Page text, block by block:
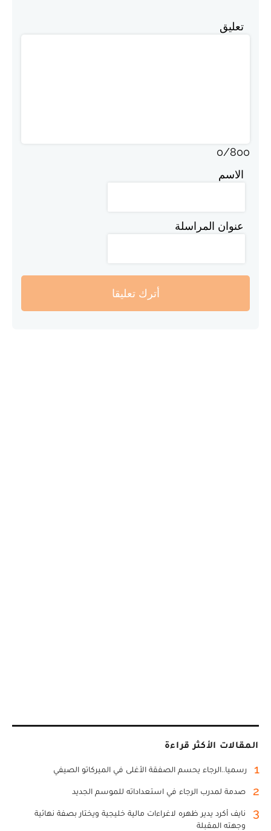
تعليق
0/800
الاسم
عنوان المراسلة
أترك تعليقا
المقالات الأكثر قراءة
1 رسميا..الرجاء يحسم الصفقة الأغلى في الميركاتو الصيفي
2 صدمة لمدرب الرجاء في استعداداته للموسم الجديد
3
نايف أكرد يدير ظهره لاغراءات مالية خليجية ويختار بصفة نهائية
وجهته المقبلة